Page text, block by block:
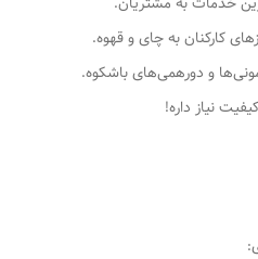
کارکنان به چای و قهوه.
و دورهمی‌های باشکوه.
نیاز داره!